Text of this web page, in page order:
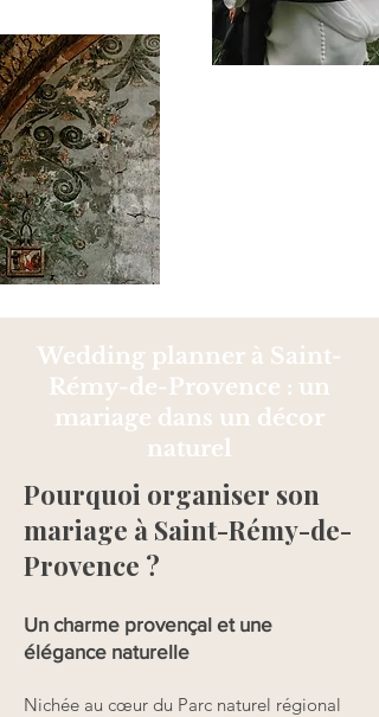
Wedding planner à Saint-
Rémy-de-Provence : un
mariage dans un décor
naturel
​Pourquoi organiser son
mariage à Saint-Rémy-de-
Provence ?
Un charme provençal et une
élégance naturelle
Nichée au cœur du Parc naturel régional